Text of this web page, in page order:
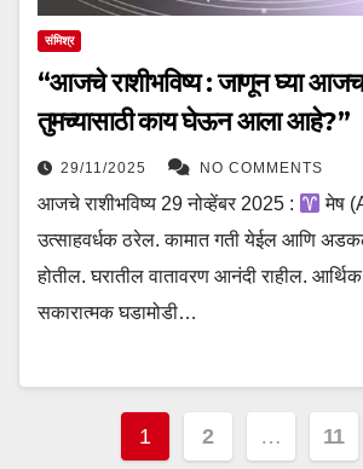
संमिश्र
“आजचे राशीभविष्य : जाणून घ्या
तुमच्यासाठी काय घेऊन आला आहे?”
29/11/2025 NO COMMENTS
आजचे राशीभविष्य 29 नोव्हेंबर 2025 :
मेष
उत्साहवर्धक ठरेल. कामात गती येईल आणि
होतील. घरातील वातावरण आनंदी राहील. आर्थिक
सकारात्मक घडामोडी…
Posts
1 2 … 11